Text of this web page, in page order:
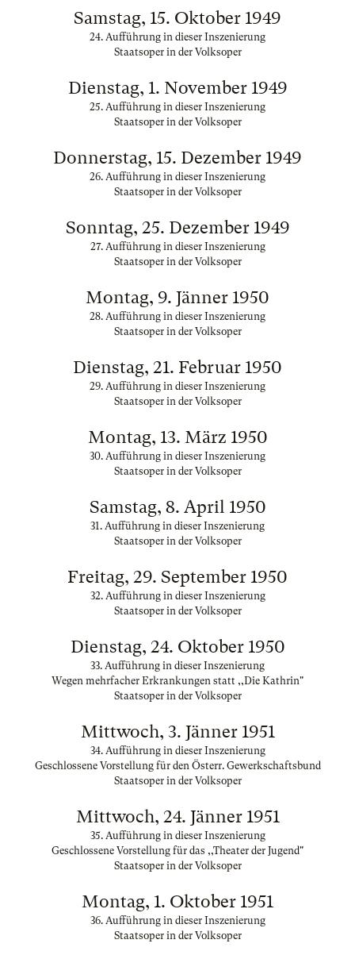
Samstag, 15. Oktober 1949
24. Aufführung in dieser Inszenierung
Staatsoper in der Volksoper
Dienstag, 1. November 1949
25. Aufführung in dieser Inszenierung
Staatsoper in der Volksoper
Donnerstag, 15. Dezember 1949
26. Aufführung in dieser Inszenierung
Staatsoper in der Volksoper
Sonntag, 25. Dezember 1949
27. Aufführung in dieser Inszenierung
Staatsoper in der Volksoper
Montag, 9. Jänner 1950
28. Aufführung in dieser Inszenierung
Staatsoper in der Volksoper
Dienstag, 21. Februar 1950
29. Aufführung in dieser Inszenierung
Staatsoper in der Volksoper
Montag, 13. März 1950
30. Aufführung in dieser Inszenierung
Staatsoper in der Volksoper
Samstag, 8. April 1950
31. Aufführung in dieser Inszenierung
Staatsoper in der Volksoper
Freitag, 29. September 1950
32. Aufführung in dieser Inszenierung
Staatsoper in der Volksoper
Dienstag, 24. Oktober 1950
33. Aufführung in dieser Inszenierung
Wegen mehrfacher Erkrankungen statt ,,Die Kathrin"
Staatsoper in der Volksoper
Mittwoch, 3. Jänner 1951
34. Aufführung in dieser Inszenierung
Geschlossene Vorstellung für den Österr. Gewerkschaftsbund
Staatsoper in der Volksoper
Mittwoch, 24. Jänner 1951
35. Aufführung in dieser Inszenierung
Geschlossene Vorstellung für das ,,Theater der Jugend"
Staatsoper in der Volksoper
Montag, 1. Oktober 1951
36. Aufführung in dieser Inszenierung
Staatsoper in der Volksoper